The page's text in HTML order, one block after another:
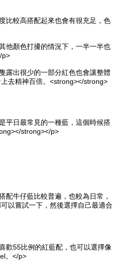
比較高搭配起來也會有很充足，色
他顏色打擾的情況下，一半一半也
p>
露出很少的一部分紅色也會讓整體
去精神百倍。<strong></strong>
平日最常見的一種藍，這個時候搭
strong></p>
配牛仔藍比較普遍，也較為日常，
以嘗試一下，然後選擇自己最適合
歡55比例的紅藍配，也可以選擇像
。</p>